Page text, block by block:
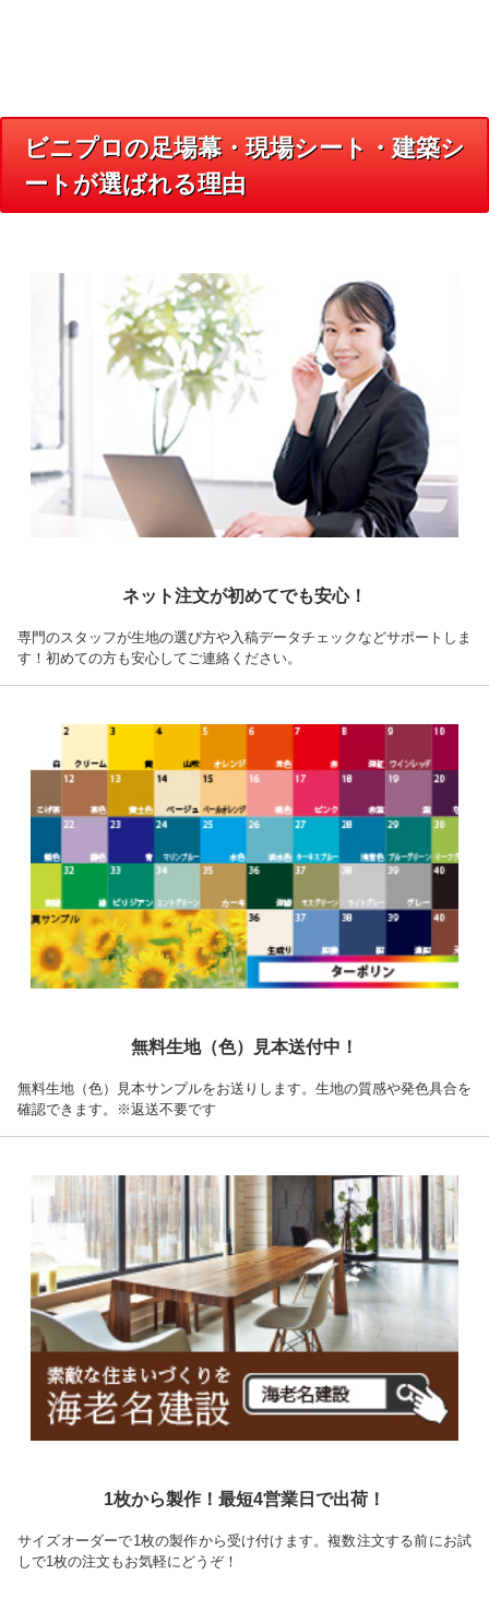
ビニプロの足場幕・現場シート・建築シ
ートが選ばれる理由
ネット注文が初めてでも安心！
専門のスタッフが生地の選び方や入稿データチェックなどサポートしま
す！初めての方も安心してご連絡ください。
無料生地（色）見本送付中！
無料生地（色）見本サンプルをお送りします。生地の質感や発色具合を
確認できます。※返送不要です
1枚から製作！最短4営業日で出荷！
サイズオーダーで1枚の製作から受け付けます。複数注文する前にお試
しで1枚の注文もお気軽にどうぞ！